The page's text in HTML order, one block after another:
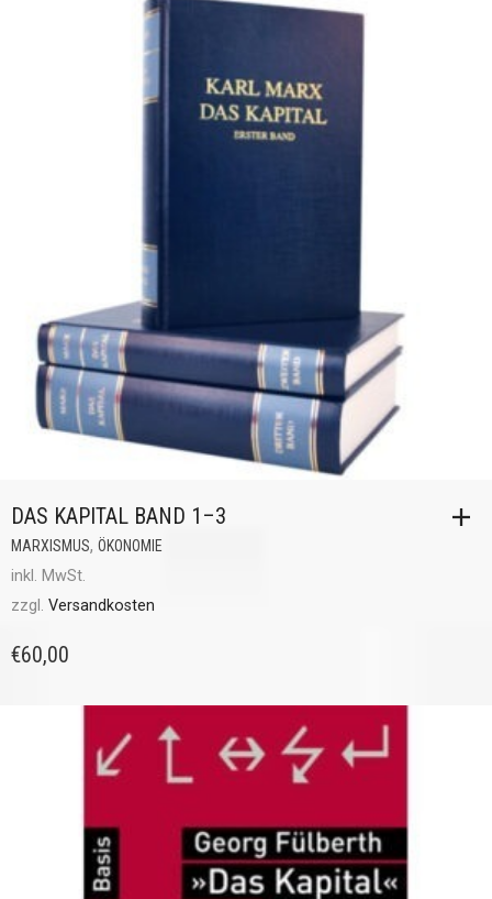
DAS KAPITAL BAND 1–3
MARXISMUS, ÖKONOMIE
inkl. MwSt.
zzgl. Versandkosten
€60,00